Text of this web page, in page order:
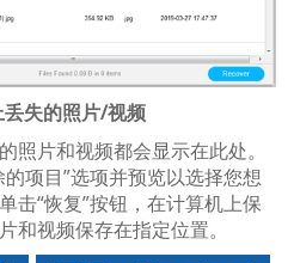
失的照片/视频
照片和视频都会显示在此处。
项目”选项并预览以选择您想
击“恢复”按钮，在计算机上保
和视频保存在指定位置。